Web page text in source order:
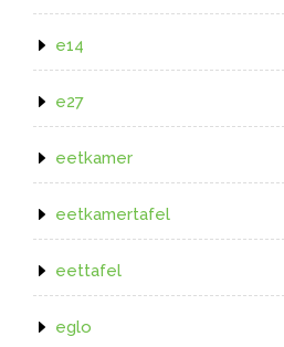
e14
e27
eetkamer
eetkamertafel
eettafel
eglo